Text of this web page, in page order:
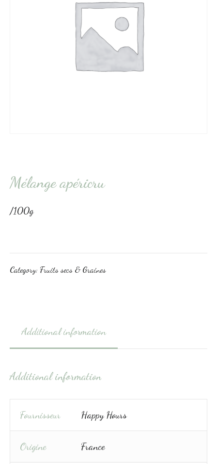
Mélange apéricru
/100g
Category: Fruits secs & Graines
Additional information
Additional information
Fournisseur Happy Hours
Origine France